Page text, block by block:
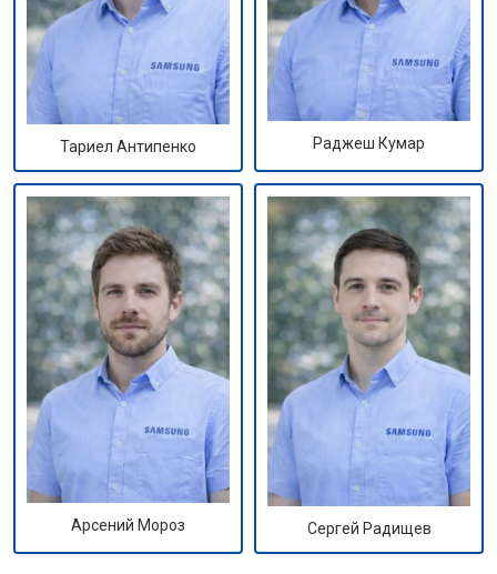
Тариел Антипенко Раджеш Кумар
Арсений Мороз Сергей Радищев